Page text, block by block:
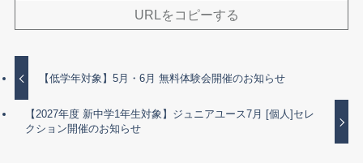
URLをコピーする
【低学年対象】5月・6月 無料体験会開催のお知らせ
【2027年度 新中学1年生対象】ジュニアユース7月 [個人]セレ
クション開催のお知らせ